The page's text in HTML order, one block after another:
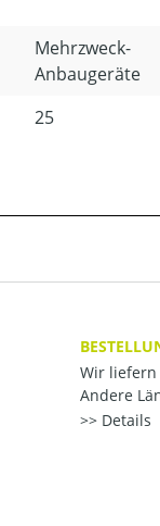
Mehrzweck-
Anbaugeräte
25
Wir liefern
Andere
Details